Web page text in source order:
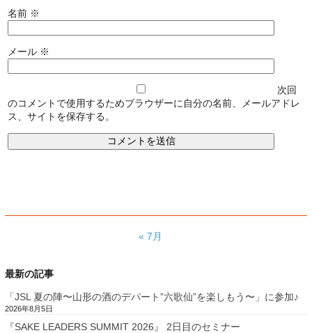
名前 ※
メール ※
次回
のコメントで使用するためブラウザーに自分の名前、メールアドレ
ス、サイトを保存する。
« 7月
最新の記事
「JSL 夏の陣〜山形の酒のデパート”六歌仙”を楽しもう〜」に参加♪
2026年8月5日
『SAKE LEADERS SUMMIT 2026』 2日目のセミナー